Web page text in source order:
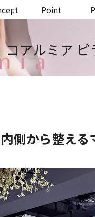
コアルミア
Point
側から整える